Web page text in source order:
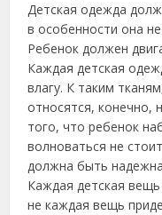
Детская одежда
в особенности она
Ребенок должен
Каждая детская
влагу. К таким
относятся, конечно,
того, что ребенок
волноваться не
должна быть
Каждая детская
не каждая вещь